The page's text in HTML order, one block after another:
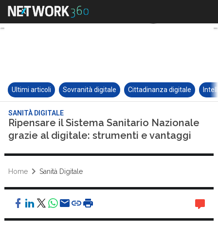
Ultimi articoli Sovranità digitale Cittadinanza digitale
SANITÀ DIGITALE
Ripensare il Sistema Sanitario Nazionale
grazie al digitale: strumenti e vantaggi
Home Sanità Digitale